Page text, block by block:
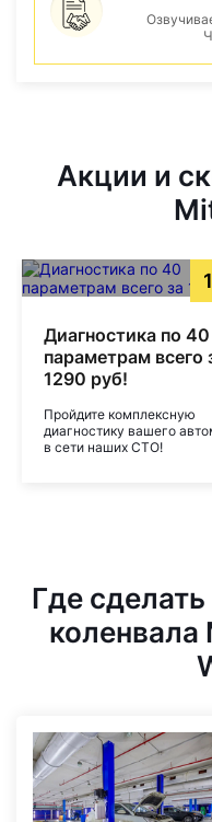
Акции и
Диагностика по 40
параметрам всего
1290 руб!
Пройдите комплексную
диагностику вашего
в сети наших СТО!
Где
коленвала